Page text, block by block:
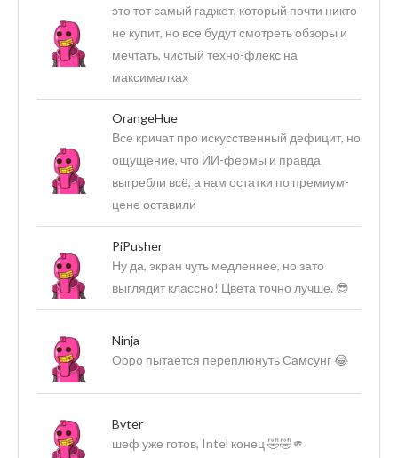
это тот самый гаджет, который почти никто
не купит, но все будут смотреть обзоры и
мечтать, чистый техно-флекс на
максималках
OrangeHue
Все кричат про искусственный дефицит, но
ощущение, что ИИ-фермы и правда
выгребли всё, а нам остатки по премиум-
цене оставили
PiPusher
Ну да, экран чуть медленнее, но зато
выглядит классно! Цвета точно лучше. 😎
Ninja
Оppo пытается переплюнуть Самсунг 😂
Byter
шеф уже готов, Intel конец 🤣🤣🫵